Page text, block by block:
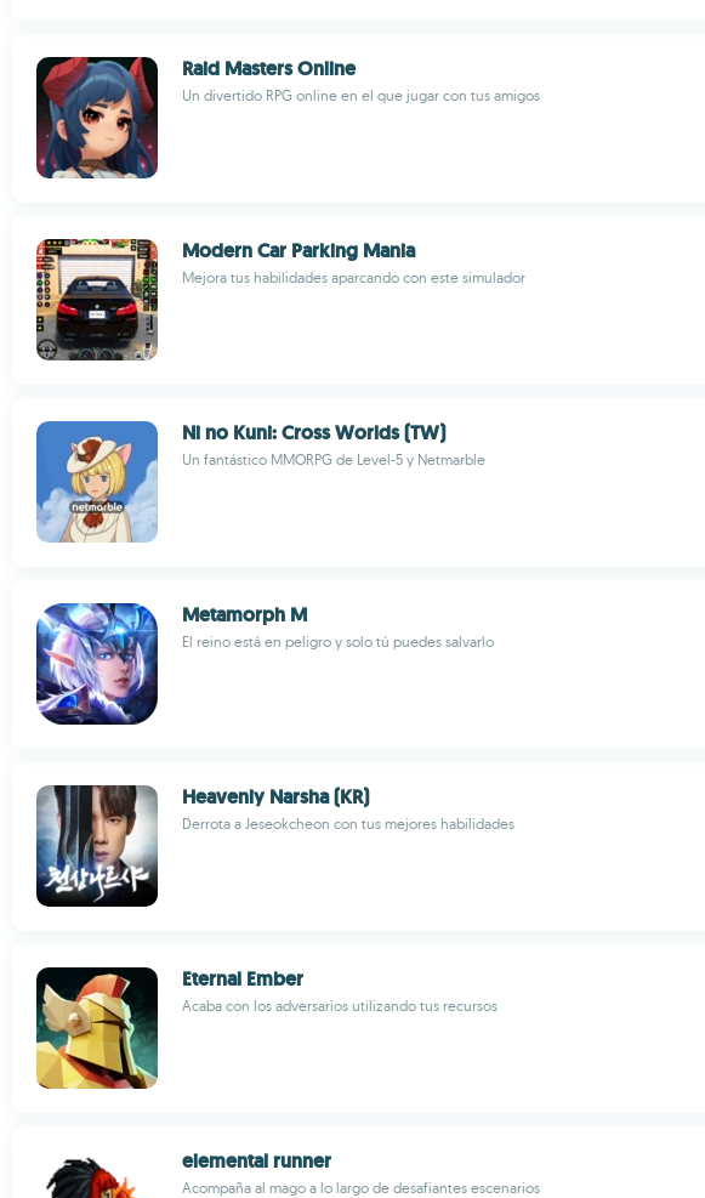
Raid Masters Online
Un divertido RPG online en el que jugar con tus amigos
Modern Car Parking Mania
Mejora tus habilidades aparcando con este simulador
Ni no Kuni: Cross Worlds (TW)
Un fantástico MMORPG de Level-5 y Netmarble
Metamorph M
El reino está en peligro y solo tú puedes salvarlo
Heavenly Narsha (KR)
Derrota a Jeseokcheon con tus mejores habilidades
Eternal Ember
Acaba con los adversarios utilizando tus recursos
elemental runner
Acompaña al mago a lo largo de desafiantes escenarios